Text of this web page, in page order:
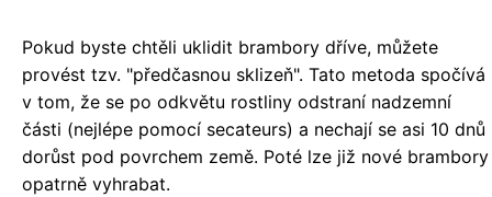
Pokud byste chtěli uklidit brambory dříve, můžete
provést tzv. "předčasnou sklizeň". Tato metoda spočívá
v tom, že se po odkvětu rostliny odstraní nadzemní
části (nejlépe pomocí secateurs) a nechají se asi 10 dnů
dorůst pod povrchem země. Poté lze již nové brambory
opatrně vyhrabat.